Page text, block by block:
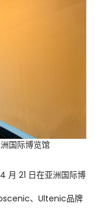
国际博览馆
月 21 日在亚洲国际博
、Ultenic品牌